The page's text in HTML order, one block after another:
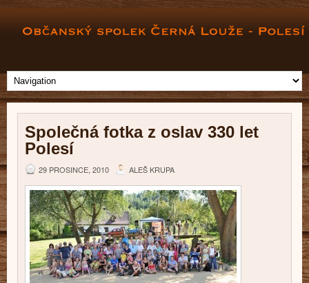
Společná fotka z oslav 330 let
Polesí
29 PROSINCE, 2010 ALEŠ KRUPA